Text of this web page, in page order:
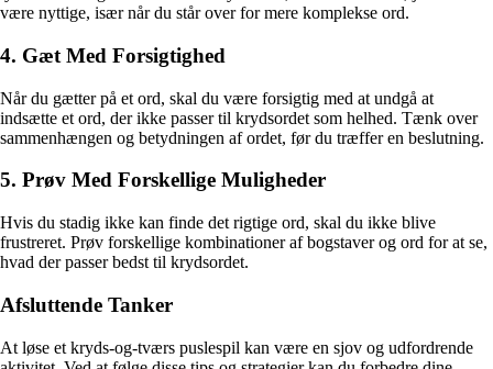
være nyttige, især når du står over for mere komplekse ord.
4. Gæt Med Forsigtighed
Når du gætter på et ord, skal du være forsigtig med at undgå at
indsætte et ord, der ikke passer til krydsordet som helhed. Tænk over
sammenhængen og betydningen af ordet, før du træffer en beslutning.
5. Prøv Med Forskellige Muligheder
Hvis du stadig ikke kan finde det rigtige ord, skal du ikke blive
frustreret. Prøv forskellige kombinationer af bogstaver og ord for at se,
hvad der passer bedst til krydsordet.
Afsluttende Tanker
At løse et kryds-og-tværs puslespil kan være en sjov og udfordrende